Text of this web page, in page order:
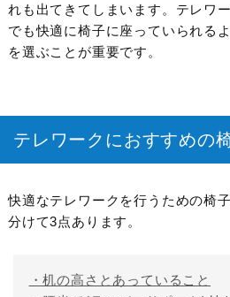
れも出てきてしまいます。テレワ
でも快適に椅子に座っていられる
を選ぶことが重要です。
テレワークにおすすめの
快適なテレワークを行うための椅
分けて3点あります。
・机の高さとあっていること